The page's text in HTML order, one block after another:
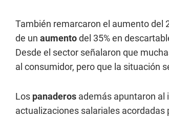
También remarcaron el aumento del
de un aumentodel 35% en
Desde el sector señalaron que
al consumidor, pero que la situación
Los panaderos además apuntaron al
actualizaciones salariales